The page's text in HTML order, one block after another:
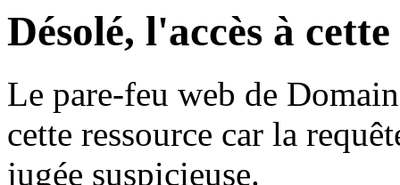
Désolé, l'accès à
Le pare-feu web de
cette ressource car la
jugée suspicieuse.